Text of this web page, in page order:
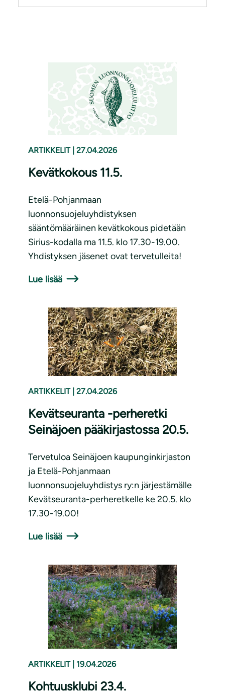
ARTIKKELIT 27.04.2026
Kevätkokous 11.5.
Etelä-Pohjanmaan
luonnonsuojeluyhdistyksen
sääntömääräinen kevätkokous pidetään
Sirius-kodalla ma 11.5. klo 17.30-19.00.
Yhdistyksen jäsenet ovat tervetulleita!
Lue lisää
ARTIKKELIT 27.04.2026
Kevätseuranta -perheretki
Seinäjoen pääkirjastossa 20.5.
Tervetuloa Seinäjoen kaupunginkirjaston
ja Etelä-Pohjanmaan
luonnonsuojeluyhdistys ry:n järjestämälle
Kevätseuranta-perheretkelle ke 20.5. klo
17.30-19.00!
Lue lisää
ARTIKKELIT 19.04.2026
Kohtuusklubi 23.4.